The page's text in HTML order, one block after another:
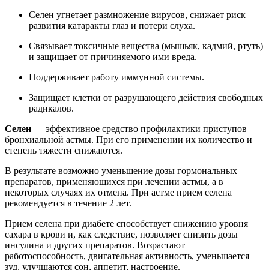
Селен угнетает размножение вирусов, снижает риск
развития катаракты глаз и потери слуха.
Связывает токсичные вещества (мышьяк, кадмий, ртуть)
и защищает от причиняемого ими вреда.
Поддерживает работу иммунной системы.
Защищает клетки от разрушающего действия свободных
радикалов.
Селен — эффективное средство профилактики приступов
бронхиальной астмы. При его применении их количество и
степень тяжести снижаются.
В результате возможно уменьшение дозы гормональных
препаратов, применяющихся при лечении астмы, а в
некоторых случаях их отмена. При астме прием селена
рекомендуется в течение 2 лет.
Прием селена при диабете способствует снижению уровня
сахара в крови и, как следствие, позволяет снизить дозы
инсулина и других препаратов. Возрастают
работоспособность, двигательная активность, уменьшается
зуд, улучшаются сон, аппетит, настроение.